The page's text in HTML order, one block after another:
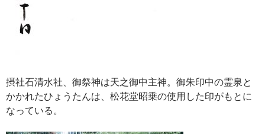
摂社石清水社、御祭神は天之御中主神。御朱印中の霊泉と
かかれたひょうたんは、松花堂昭乗の使用した印がもとに
なっている。